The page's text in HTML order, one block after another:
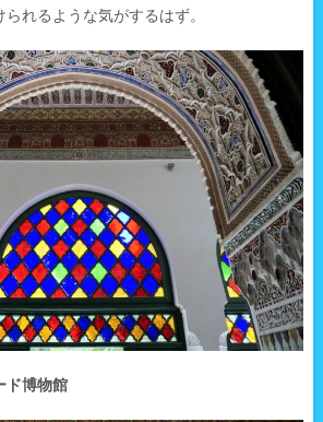
れるような気がするはず。
ド博物館